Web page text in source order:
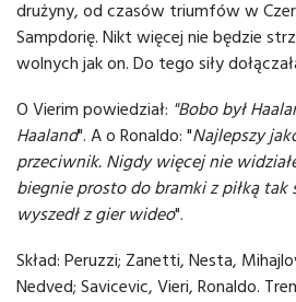
drużyny, od czasów triumfów w
Sampdorię. Nikt więcej nie będzie
wolnych jak on. Do tego siły
O Vierim powiedział: "Bobo był
Haaland". A o Ronaldo: "Najlepszy
przeciwnik. Nigdy więcej nie
biegnie prosto do bramki z piłką tak
wyszedł z gier wideo".
Skład: Peruzzi; Zanetti, Nesta,
Nedved; Savicevic, Vieri, Ronaldo.